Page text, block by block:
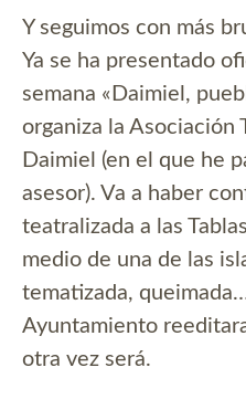
Y seguimos con más
Ya se ha presentado
semana «Daimiel,
organiza la Asociación
Daimiel (en el que he
asesor). Va a haber
teatralizada a las
medio de una de las
tematizada,
Ayuntamiento
otra vez será.